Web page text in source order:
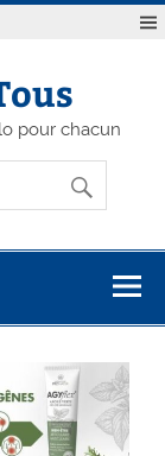
pour chacun